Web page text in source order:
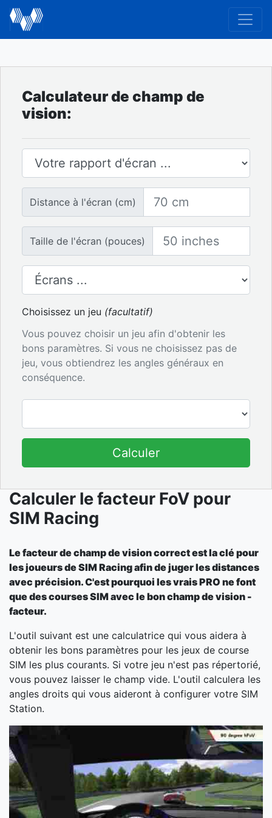
Calculateur de champ de
vision:
Ratio d'écran
Distance à l'écran (cm)
Taille de l'écran (pouces)
Nombre d'écrans
Choisissez un jeu (facultatif)
Vous pouvez choisir un jeu afin d'obtenir les
bons paramètres. Si vous ne choisissez pas de
jeu, vous obtiendrez les angles généraux en
conséquence.
Calculer
Calculer le facteur FoV pour
SIM Racing
Le facteur de champ de vision correct est la clé pour
les joueurs de SIM Racing afin de juger les distances
avec précision. C'est pourquoi les vrais PRO ne font
que des courses SIM avec le bon champ de vision -
facteur.
L'outil suivant est une calculatrice qui vous aidera à
obtenir les bons paramètres pour les jeux de course
SIM les plus courants. Si votre jeu n'est pas répertorié,
vous pouvez laisser le champ vide. L'outil calculera les
angles droits qui vous aideront à configurer votre SIM
Station.